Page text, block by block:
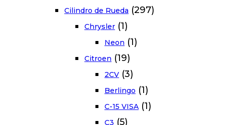
Cilindro de Rueda (297)
Chrysler (1)
Neon (1)
Citroen (19)
2CV (3)
Berlingo (1)
C-15 VISA (1)
C3 (5)